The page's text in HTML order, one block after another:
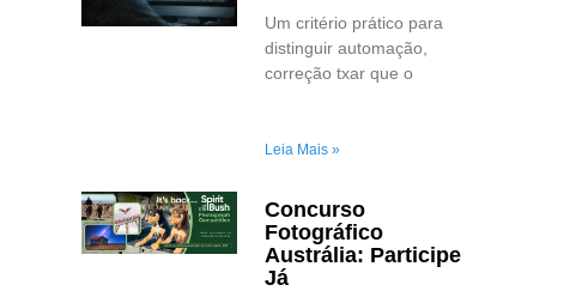
Um critério prático para
distinguir automação,
correção txar que o
Leia Mais »
Concurso
Fotográfico
Austrália: Participe
Já